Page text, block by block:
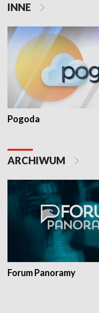
INNE
Pogoda
ARCHIWUM
Forum Panoramy